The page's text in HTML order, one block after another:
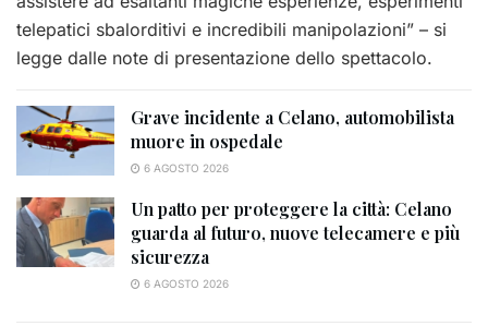
telepatici sbalorditivi e incredibili manipolazioni” – si
legge dalle note di presentazione dello spettacolo.
Grave incidente a Celano, automobilista
muore in ospedale
6 AGOSTO 2026
Un patto per proteggere la città: Celano
guarda al futuro, nuove telecamere e più
sicurezza
6 AGOSTO 2026